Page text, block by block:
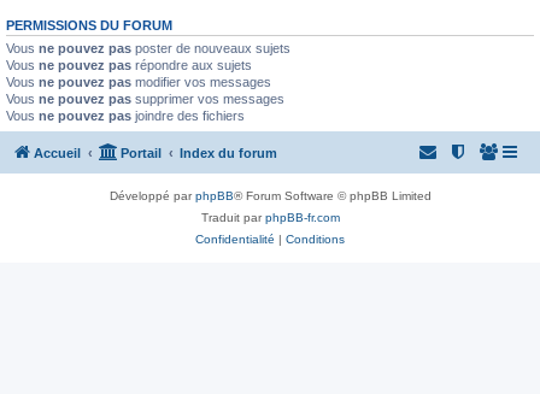
PERMISSIONS DU FORUM
Vous ne pouvez pas poster de nouveaux sujets
Vous ne pouvez pas répondre aux sujets
Vous ne pouvez pas modifier vos messages
Vous ne pouvez pas supprimer vos messages
Vous ne pouvez pas joindre des fichiers
Accueil Portail Index du forum
Développé parphpBB® Forum Software © phpBB Limited
Traduit parphpBB-fr.com
Confidentialité | Conditions